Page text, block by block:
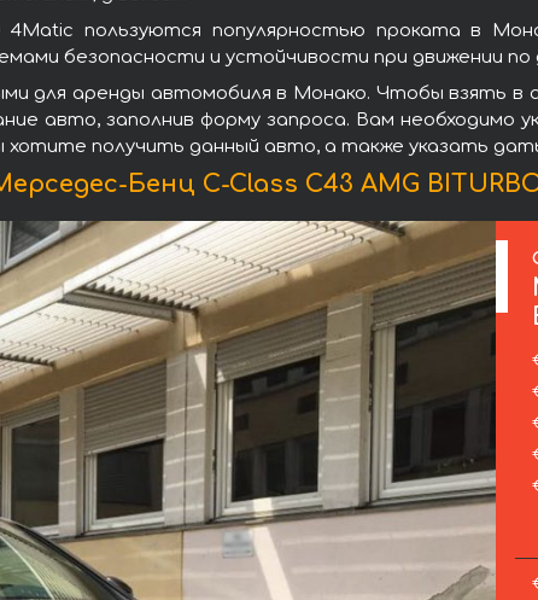
4Matic пользуются популярностью проката в
безопасности и устойчивости при движении по
для аренды автомобиля в Монако. Чтобы взять в
авто, заполнив форму запроса. Вам необходимо
хотите получить данный авто, а также указать
Бенц C-Class C43 AMG